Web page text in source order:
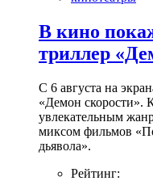
В кино
триллер
С 6 августа на
«Демон скорости».
увлекательным
миксом фильмов
дьявола».
Рейтинг: